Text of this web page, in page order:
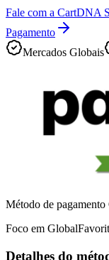
Fale com a CartDNA
Pagamento
Mercados Globais
Método de
Foco em Global
Detalhes do